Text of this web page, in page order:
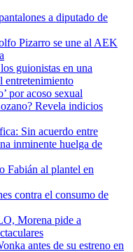
a diputado de
Pizarro se une al AEK
guionistas en una
entretenimiento
por acoso sexual
Revela indicios
Sin acuerdo entre
inminente huelga de
Fabián al plantel en
contra el consumo de
Morena pide a
antes de su estreno en